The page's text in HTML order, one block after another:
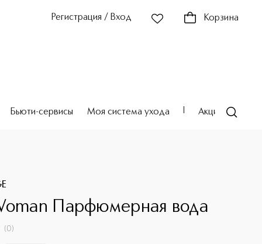
Регистрация / Вход Корзина
Бьюти-сервисы Моя система ухода Акции
Парфюмерная вода
(0)